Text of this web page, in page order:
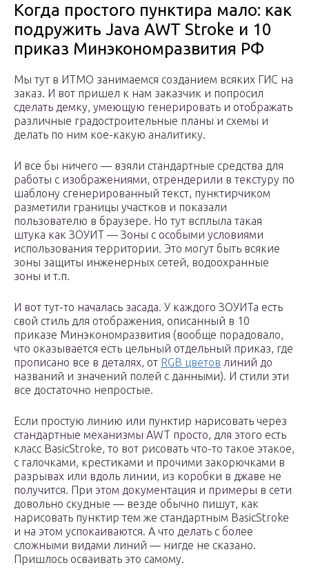
Когда простого пунктира мало: как
подружить Java AWT Stroke и 10
приказ Минэкономразвития РФ
Мы тут в ИТМО занимаемся созданием всяких ГИС на
заказ. И вот пришел к нам заказчик и попросил
сделать демку, умеющую генерировать и отображать
различные градостроительные планы и схемы и
делать по ним кое-какую аналитику.
И все бы ничего — взяли стандартные средства для
работы с изображениями, отрендерили в текстуру по
шаблону сгенерированный текст, пунктирчиком
разметили границы участков и показали
пользователю в браузере. Но тут всплыла такая
штука как ЗОУИТ — Зоны с особыми условиями
использования территории. Это могут быть всякие
зоны защиты инженерных сетей, водоохранные
зоны и т.п.
И вот тут-то началась засада. У каждого ЗОУИТа есть
свой стиль для отображения, описанный в 10
приказе Минэкономразвития (вообще порадовало,
что оказывается есть цельный отдельный приказ, где
прописано все в деталях, от RGB цветов линий до
названий и значений полей с данными). И стили эти
все достаточно непростые.
Если простую линию или пунктир нарисовать через
стандартные механизмы AWT просто, для этого есть
класс BasicStroke, то вот рисовать что-то такое этакое,
с галочками, крестиками и прочими закорючками в
разрывах или вдоль линии, из коробки в джаве не
получится. При этом документация и примеры в сети
довольно скудные — везде обычно пишут, как
нарисовать пунктир тем же стандартным BasicStroke
и на этом успокаиваются. А что делать с более
сложными видами линий — нигде не сказано.
Пришлось осваивать это самому.